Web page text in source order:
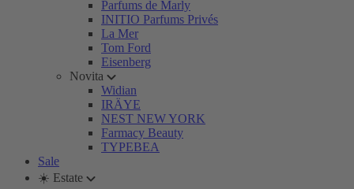
Parfums de Marly
INITIO Parfums Privés
La Mer
Tom Ford
Eisenberg
Novita
Widian
IRÄYE
NEST NEW YORK
Farmacy Beauty
TYPEBEA
Sale
☀️ Estate